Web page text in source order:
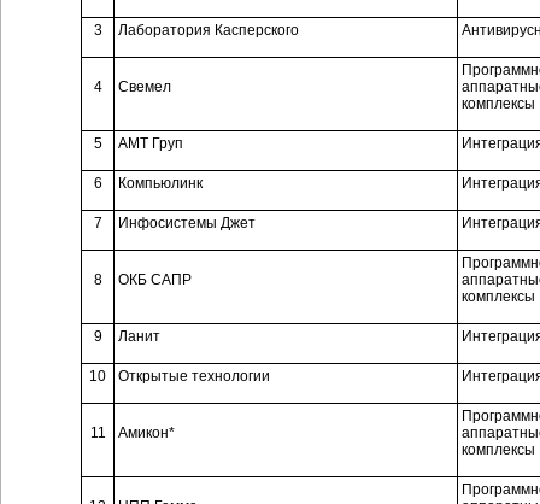
3 Лаборатория Касперского
4 Свемел
комплексы
5 АМТ Груп
6 Компьюлинк
7 Инфосистемы Джет
8 ОКБ САПР
комплексы
9 Ланит
10 Открытые технологии
11 Амикон*
комплексы